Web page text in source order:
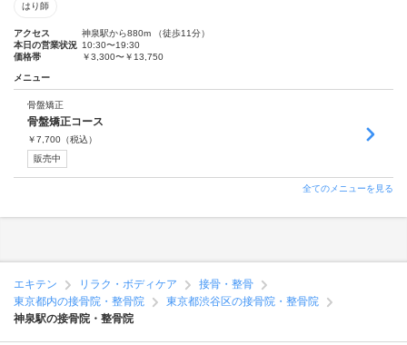
はり師
アクセス
神泉駅から880m （徒歩11分）
本日の営業状況 10:30〜19:30
価格帯
￥3,300〜￥13,750
メニュー
骨盤矯正
骨盤矯正コース
￥7,700 （税込）
販売中
全てのメニューを見る
エキテン リラク・ボディケア
接骨・整骨
東京都内の接骨院・整骨院
東京都渋谷区の接骨院・整骨院
神泉駅の接骨院・整骨院